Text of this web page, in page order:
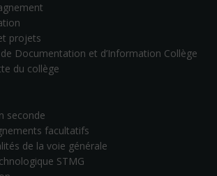
projets
Documentation et d’Information Collège
du collège
seconde
facultatifs
de la voie générale
STMG